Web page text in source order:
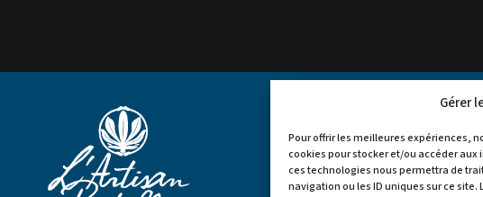
Gérer
Pour offrir les meilleures expériences,
cookies pour stocker et/ou accéder
ces technologies nous permettra de
navigation ou les ID uniques sur ce site.
